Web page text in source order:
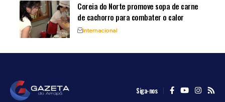
Coreia do Norte promove sopa de carne
de cachorro para combater o calor
Internacional
Siga-nos